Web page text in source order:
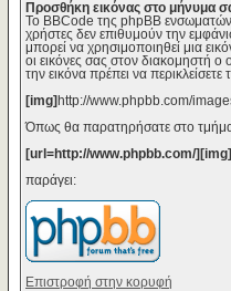
Προσθήκη εικόνας στο μήνυμα
Το BBCode της phpBB
χρήστες δεν επιθυμούν την
μπορεί να χρησιμοποιηθεί μια
οι εικόνες σας στον διακομηστή ο
την εικόνα πρέπει να
[img] http://www.phpbb.com/
Όπως θα παρατηρήσατε στο
[url=http://www.phpbb.com/][img]
παράγει:
Επιστροφή στην κορυφή